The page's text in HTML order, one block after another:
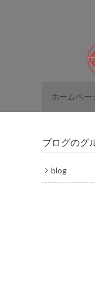
ホームペー
ブログのグ
blog